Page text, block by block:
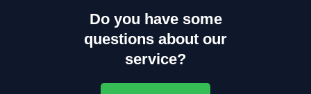
Do you have some
questions about our
service?